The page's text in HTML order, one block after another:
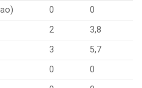
0
0
2
3,8
3
5,7
0
0